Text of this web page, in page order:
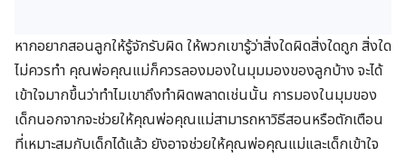
หากอยากสอนลูกให้รู้จักรับผิด ให้พวกเขารู้ว่าสิ่งใดผิดสิ่งใดถูก สิ่งใด
ไม่ควรทำ คุณพ่อคุณแม่ก็ควรลองมองในมุมมองของลูกบ้าง จะได้
เข้าใจมากขึ้นว่าทำไมเขาถึงทำผิดพลาดเช่นนั้น การมองในมุมของ
เด็กนอกจากจะช่วยให้คุณพ่อคุณแม่สามารถหาวิธีสอนหรือตักเตือน
ที่เหมาะสมกับเด็กได้แล้ว ยังอาจช่วยให้คุณพ่อคุณแม่และเด็กเข้าใจ